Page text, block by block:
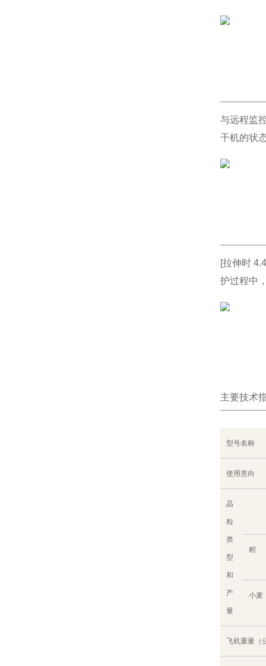
与远程监
干机的状
[拉伸时
护过程中
主要技术
型号名称
使用意向
晶
粒
类
型
和
产
量
籾
小麦
飞机重量（